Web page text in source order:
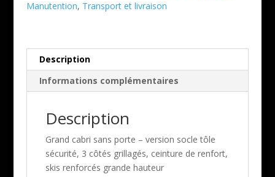
Manutention, Transport et livraison
Description
Informations complémentaires
Description
Grand cabri sans porte – version socle tôle
sécurité, 3 côtés grillagés, ceinture de renfort,
skis renforcés grande hauteur